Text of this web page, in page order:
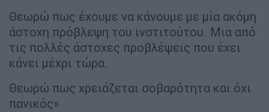
Θεωρώ πως έχουμε να κάνουμε με μία ακόμη
άστοχη πρόβλεψη του ινστιτούτου. Μια από
τις πολλές άστοχες προβλέψεις που έχει
κάνει μέχρι τώρα.
Θεωρώ πως χρειάζεται σοβαρότητα και όχι
πανικός»